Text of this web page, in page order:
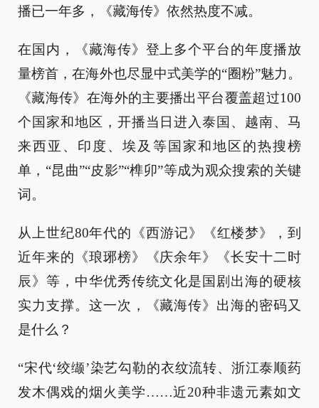
播已一年多，《藏海传》依然热度不减。
在国内，《藏海传》登上多个平台的年度播放
量榜首，在海外也尽显中式美学的“圈粉”魅力。
《藏海传》在海外的主要播出平台覆盖超过100
个国家和地区，开播当日进入泰国、越南、马
来西亚、印度、埃及等国家和地区的热搜榜
单，“昆曲”“皮影”“榫卯”等成为观众搜索的关键
词。
从上世纪80年代的《西游记》《红楼梦》，到
近年来的《琅琊榜》《庆余年》《长安十二时
辰》等，中华优秀传统文化是国剧出海的硬核
实力支撑。这一次，《藏海传》出海的密码又
是什么？
“宋代‘绞缬’染艺勾勒的衣纹流转、浙江泰顺药
发木偶戏的烟火美学……近20种非遗元素如文